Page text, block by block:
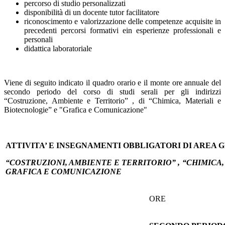
percorso di studio personalizzati
disponibilità di un docente tutor facilitatore
riconoscimento e valorizzazione delle competenze acquisite in
precedenti percorsi formativi ein esperienze professionali e
personali
didattica laboratoriale
Viene di seguito indicato il quadro orario e il monte ore annuale del
secondo periodo del corso di studi serali per gli indirizzi
“Costruzione, Ambiente e Territorio” , di “Chimica, Materiali e
Biotecnologie” e "Grafica e Comunicazione"
ATTIVITA’ E INSEGNAMENTI OBBLIGATORI DI AREA
“COSTRUZIONI, AMBIENTE E TERRITORIO” ,
GRAFICA E COMUNICAZIONE
ORE